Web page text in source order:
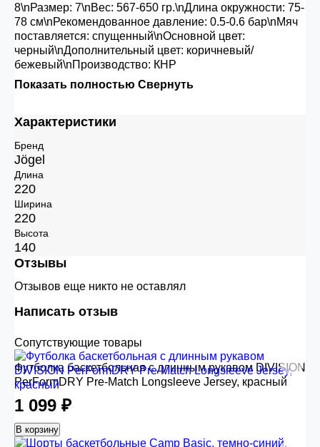
8\nРазмер: 7\nВес: 567-650 гр.\nДлина окружности: 75-
78 см\nРекомендованное давление: 0.5-0.6 бар\nМяч
поставляется: спущенный\nОсновной цвет:
черный\nДополнительный цвет: коричневый/
бежевый\nПроизводство: КНР
Показать полностью Свернуть
Характеристики
Бренд
Jögel
Длина
220
Ширина
220
Высота
140
Отзывы
Отзывов еще никто не оставлял
Написать отзыв
Сопутствующие товары
Футболка баскетбольная с длинным рукавом DIVISION
PerFormDRY Pre-Match Longsleeve Jersey, красный
1 099 ₽
В корзину